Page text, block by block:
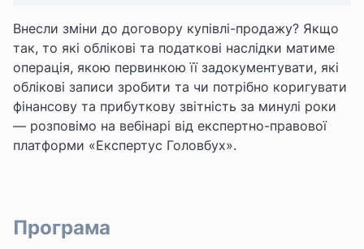
Внесли зміни до договору купівлі-продажу? Якщо
так, то які облікові та податкові наслідки матиме
операція, якою первинкою її задокументувати, які
облікові записи зробити та чи потрібно коригувати
фінансову та прибуткову звітність за минулі роки
— розповімо на вебінарі від експертно-правової
платформи «Експертус Головбух».
Програма